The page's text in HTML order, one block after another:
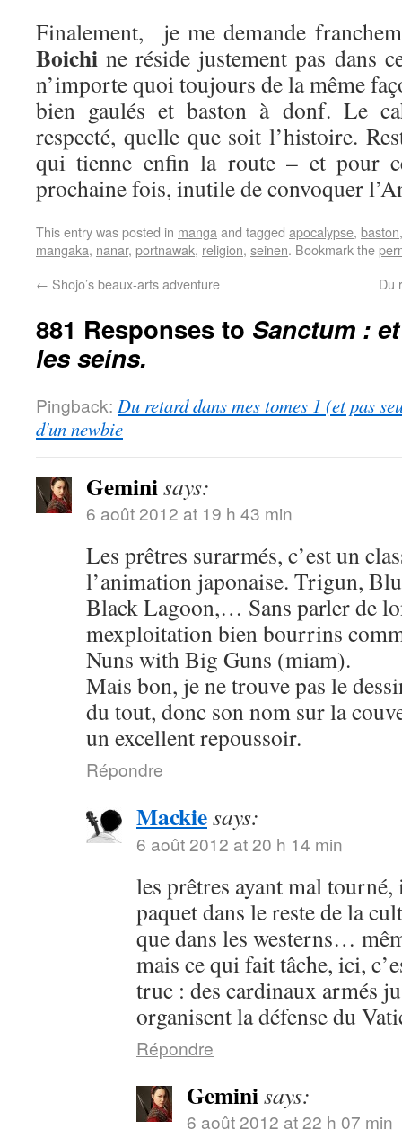
Finalement, je me demande
Boichi ne réside justement pas dans
n’importe quoi toujours de la même
bien gaulés et baston à donf. Le
respecté, quelle que soit l’histoire.
qui tienne enfin la route – et pour
prochaine fois, inutile de convoquer
This entry was posted in manga and tagged apocalypse, baston
mangaka, nanar, portnawak, religion, seinen. Bookmark the
← Shojo’s beaux-arts adventure Du
881 Responses to Sanctum :
les seins.
Pingback: Du retard dans mes tomes 1 (et pas
d'un newbie
Geminisays:
6 août 2012 at 19 h 43 min
Les prêtres surarmés, c’est un
l’animation japonaise. Trigun,
Black Lagoon,… Sans parler de
mexploitation bien bourrins
Nuns with Big Guns (miam).
Mais bon, je ne trouve pas le
du tout, donc son nom sur la
un excellent repoussoir.
Répondre
Mackiesays:
6 août 2012 at 20 h 14 min
les prêtres ayant mal
paquet dans le reste de la
que dans les westerns…
mais ce qui fait tâche, ici,
truc : des cardinaux armés
organisent la défense du
Répondre
Geminisays:
6 août 2012 at 22 h 07 min